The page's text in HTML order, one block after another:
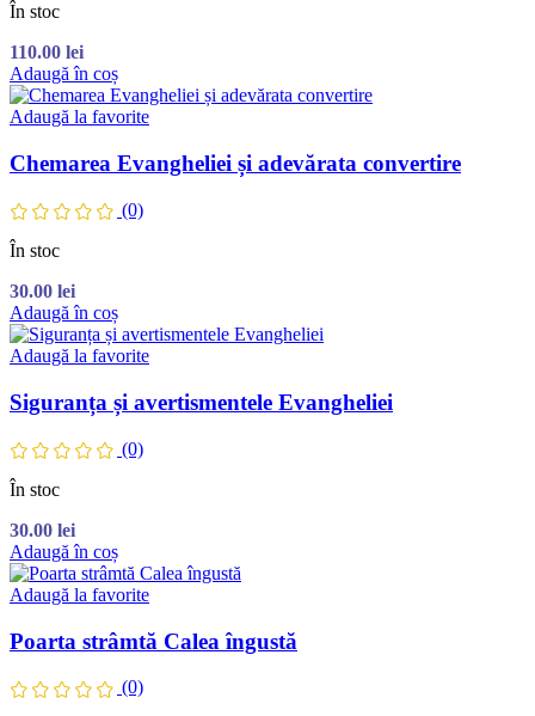
În stoc
110.00 lei
Adaugă în coș
Adaugă la favorite
Chemarea Evangheliei și adevărata convertire
(0)
În stoc
30.00 lei
Adaugă în coș
Adaugă la favorite
Siguranța și avertismentele Evangheliei
(0)
În stoc
30.00 lei
Adaugă în coș
Adaugă la favorite
Poarta strâmtă Calea îngustă
(0)